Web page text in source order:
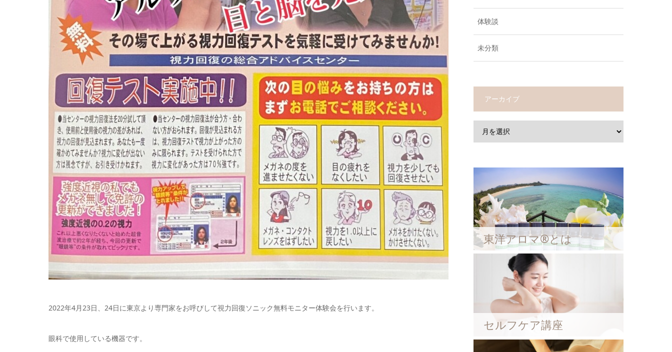
2022年4月23日、24日に東京より専門家をお呼びして視力回復ソニック無料モニター体験会を行います。
眼科で使用している機器です。
体験談
未分類
アーカイブ
東洋アロマ®とは
セルフケア講座